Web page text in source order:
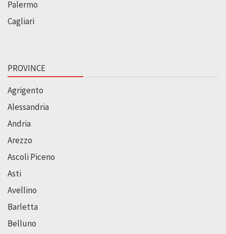
Palermo
Cagliari
PROVINCE
Agrigento
Alessandria
Andria
Arezzo
Ascoli Piceno
Asti
Avellino
Barletta
Belluno